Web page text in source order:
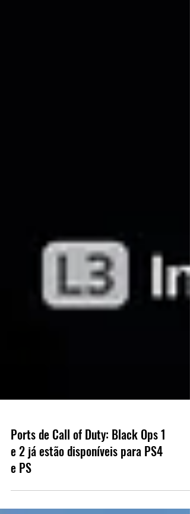
Ports de Call of Duty: Black Ops 1
e 2 já estão disponíveis para PS4